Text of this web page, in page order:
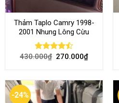
Thảm Taplo Camry 1998-
2001 Nhung Lông Cừu
Rated
430.000₫ 270.000₫
-24%